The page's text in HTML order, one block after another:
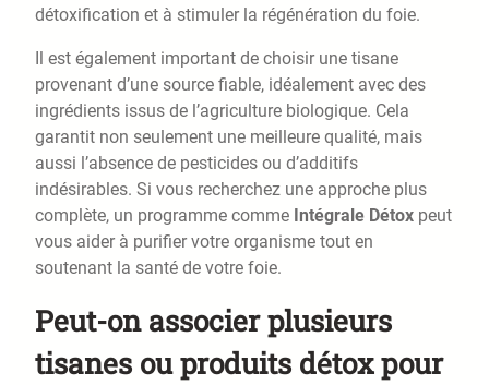
détoxification et à stimuler la régénération du foie.
Il est également important de choisir une tisane
provenant d’une source fiable, idéalement avec des
ingrédients issus de l’agriculture biologique. Cela
garantit non seulement une meilleure qualité, mais
aussi l’absence de pesticides ou d’additifs
indésirables. Si vous recherchez une approche plus
complète, un programme comme Intégrale Détox peut
vous aider à purifier votre organisme tout en
soutenant la santé de votre foie.
Peut-on associer plusieurs
tisanes ou produits détox pour